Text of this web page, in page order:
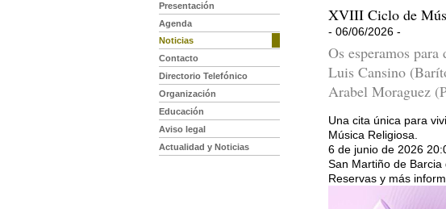
Presentación
Agenda
Noticias
Contacto
Directorio Telefónico
Organización
Educación
Aviso legal
Actualidad y Noticias
XVIII Ciclo de
- 06/06/2026 -
Os esperamos
Luis Cansino
Arabel Moraguez
Una cita única para
Música Religiosa.
6 de junio de 2026
San Martiño de Barcia
Reservas y más